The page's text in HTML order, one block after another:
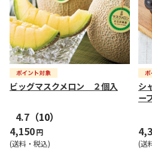
ビッグマスクメロン ２個入
4.7 （10）
4,150円
(送料・税込)
シ
ー
(送